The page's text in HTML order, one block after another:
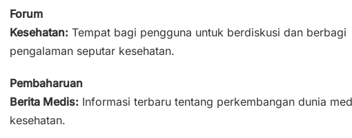
Forum
Kesehatan: Tempat bagi pengguna untuk berdiskusi dan berbagi
pengalaman seputar kesehatan.
Pembaharuan
Berita Medis: Informasi terbaru tentang perkembangan dunia
kesehatan.